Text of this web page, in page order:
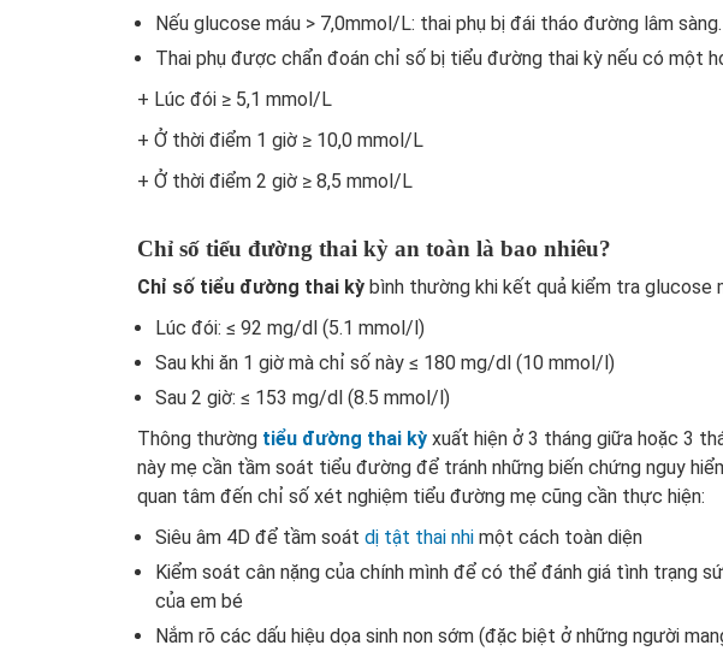
Nếu glucose máu > 7,0mmol/L: thai phụ bị đái tháo đường lâm sàng.
Thai phụ được chẩn đoán chỉ số bị tiểu đường thai kỳ nếu có một
+ Lúc đói ≥ 5,1 mmol/L
+ Ở thời điểm 1 giờ ≥ 10,0 mmol/L
+ Ở thời điểm 2 giờ ≥ 8,5 mmol/L
Chỉ số tiểu đường thai kỳ an toàn là bao nhiêu?
Chỉ số tiểu đường thai kỳ bình thường khi kết quả kiểm tra glucose
Lúc đói: ≤ 92 mg/dl (5.1 mmol/l)
Sau khi ăn 1 giờ mà chỉ số này ≤ 180 mg/dl (10 mmol/l)
Sau 2 giờ: ≤ 153 mg/dl (8.5 mmol/l)
Thông thường tiểu đường thai kỳ xuất hiện ở 3 tháng giữa hoặc 3
này mẹ cần tầm soát tiểu đường để tránh những biến chứng nguy
quan tâm đến chỉ số xét nghiệm tiểu đường mẹ cũng cần thực hiện:
Siêu âm 4D để tầm soát dị tật thai nhi một cách toàn diện
Kiểm soát cân nặng của chính mình để có thể đánh giá tình trạng
của em bé
Nắm rõ các dấu hiệu dọa sinh non sớm (đặc biệt ở những người